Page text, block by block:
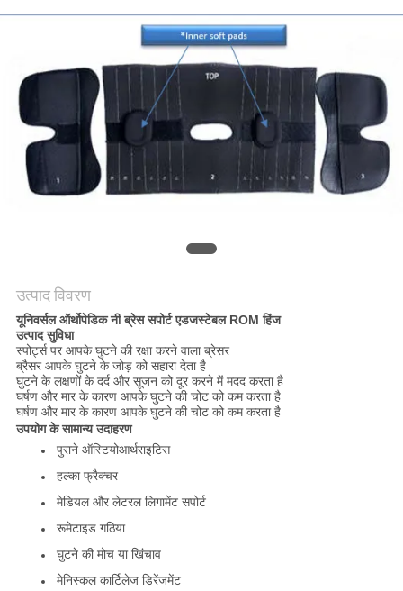
विनती
साइटमैप
PRIVACY
POLICY
उत्पाद विवरण
यूनिवर्सल ऑर्थोपेडिक नी ब्रेस सपोर्ट एडजस्टेबल ROM हिंज
उत्पाद सुविधा
स्पोर्ट्स पर आपके घुटने की रक्षा करने वाला ब्रेसर
ब्रैसर आपके घुटने के जोड़ को सहारा देता है
घुटने के लक्षणों के दर्द और सूजन को दूर करने में मदद करता है
घर्षण और मार के कारण आपके घुटने की चोट को कम करता है
घर्षण और मार के कारण आपके घुटने की चोट को कम करता है
उपयोग के सामान्य उदाहरण
पुराने ऑस्टियोआर्थराइटिस
हल्का फ्रैक्चर
मेडियल और लेटरल लिगामेंट सपोर्ट
रूमेटाइड गठिया
घुटने की मोच या खिंचाव
मेनिस्कल कार्टिलेज डिरेंजमेंट